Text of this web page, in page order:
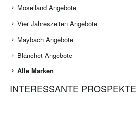
Moselland Angebote
Vier Jahreszeiten Angebote
Maybach Angebote
Blanchet Angebote
Alle Marken
INTERESSANTE PROSPEKTE